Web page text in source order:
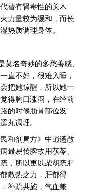
替有肾毒性的关木
力量较为缓和，而长
热质调理身体。
莫名奇妙的多愁善感、
直不好，很难入睡，
把她惊醒，所以她一
得胸口涨闷，在经前
的时候肋骨部位发
丸调理。
和剂局方》中逍遥散
最易传脾故用茯苓、
，所以更以柴胡疏肝
散热之力，肝郁得
补疏共施，气血兼